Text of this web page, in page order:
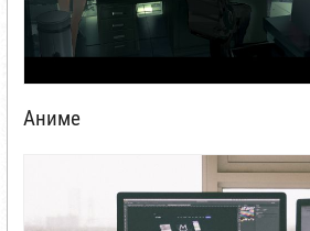
Аниме